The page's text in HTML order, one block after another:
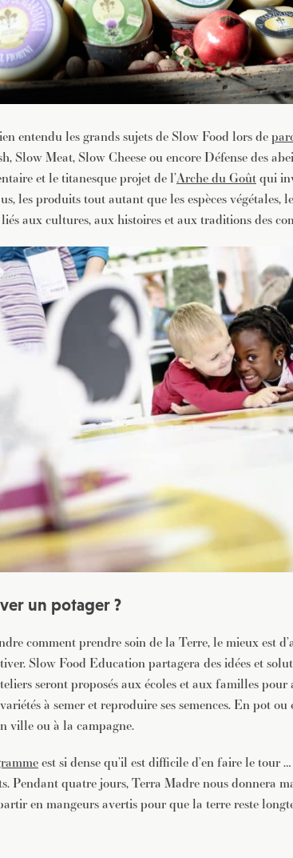
entendu les grands sujets de Slow Food lors de
Slow Meat, Slow Cheese ou encore Défense des
et le titanesque projet de l’Arche du Goûtqui
les produits tout autant que les espèces végétales,
aux cultures, aux histoires et aux traditions des
un potager ?
comment prendre soin de la Terre, le mieux est
Slow Food Education partagera des idées et
seront proposés aux écoles et aux familles
à semer et reproduire ses semences. En pot
ville ou à la campagne.
est si dense qu’il est difficile d’en faire le tour
Pendant quatre jours, Terra Madre nous donnera
en mangeurs avertis pour que la terre reste